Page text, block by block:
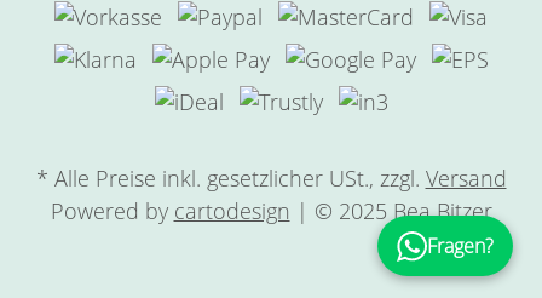
* Alle Preise inkl. gesetzlicher USt., zzgl. Versand
Powered by cartodesign | © 2025 Bea Bitzer
Fragen?